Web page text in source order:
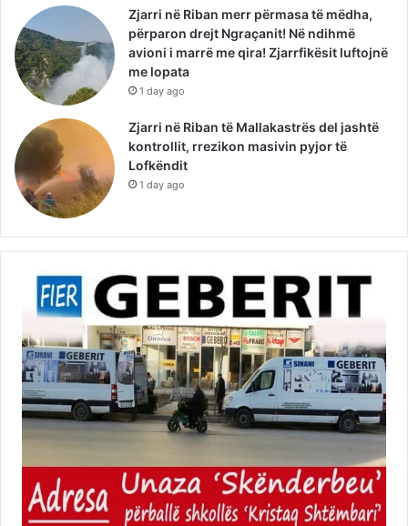
Zjarri në Riban merr përmasa të mëdha,
përparon drejt Ngraçanit! Në ndihmë
avioni i marrë me qira! Zjarrfikësit luftojnë
me lopata
1 day ago
Zjarri në Riban të Mallakastrës del jashtë
kontrollit, rrezikon masivin pyjor të
Lofkëndit
1 day ago